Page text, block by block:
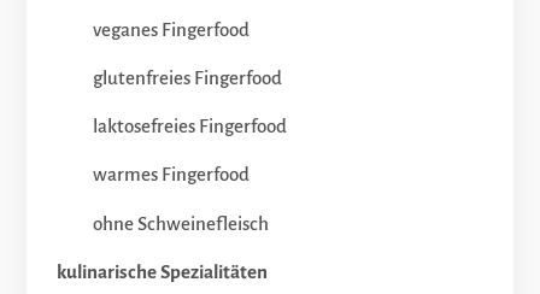
veganes Fingerfood
glutenfreies Fingerfood
laktosefreies Fingerfood
warmes Fingerfood
ohne Schweinefleisch
kulinarische Spezialitäten